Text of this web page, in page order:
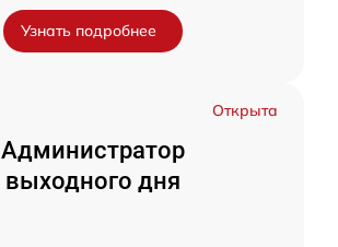
Узнать подробнее
Открыта
Администратор
выходного дня